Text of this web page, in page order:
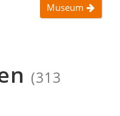
Museum
(313